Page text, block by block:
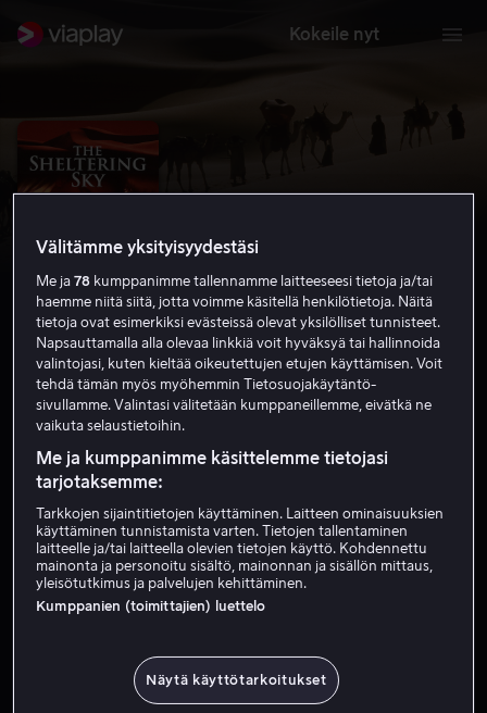
Kokeile nyt
The Sheltering Sky
6.7 Draama Seikkailu
HD
Vuokraa 3,99 €
Osta 12,99 €
Algeriaan. Suunnitelmana on eeppinen vaellus Saharalla.
Aviopari Port ja Kit odottavat mullistavaa seikkailua,
Välitämme yksityisyydestäsi
Me ja78 kumppanimme tallennamme laitteeseesi tietoja ja/tai
haemme niitä siitä, jotta voimme käsitellä henkilötietoja. Näitä
tietoja ovat esimerkiksi evästeissä olevat yksilölliset tunnisteet.
Napsauttamalla alla olevaa linkkiä voit hyväksyä tai hallinnoida
valintojasi, kuten kieltää oikeutettujen etujen käyttämisen. Voit
tehdä tämän myös myöhemmin Tietosuojakäytäntö-
sivullamme. Valintasi välitetään kumppaneillemme, eivätkä ne
vaikuta selaustietoihin.
Me ja kumppanimme käsittelemme tietojasi
tarjotaksemme:
Tarkkojen sijaintitietojen käyttäminen. Laitteen ominaisuuksien
käyttäminen tunnistamista varten. Tietojen tallentaminen
laitteelle ja/tai laitteella olevien tietojen käyttö. Kohdennettu
mainonta ja personoitu sisältö, mainonnan ja sisällön mittaus,
yleisötutkimus ja palvelujen kehittäminen.
Kumppanien (toimittajien) luettelo
Näytä käyttötarkoitukset